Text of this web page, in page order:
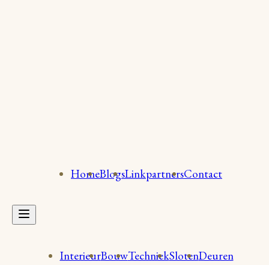
HomeBlogsLinkpartnersContact
InterieurBouwTechniekSlotenDeuren